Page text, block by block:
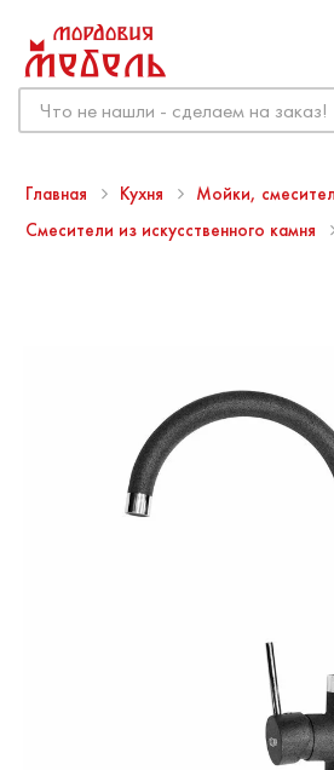
Главная Кухня
Мойки,
Смесители из искусственного камня